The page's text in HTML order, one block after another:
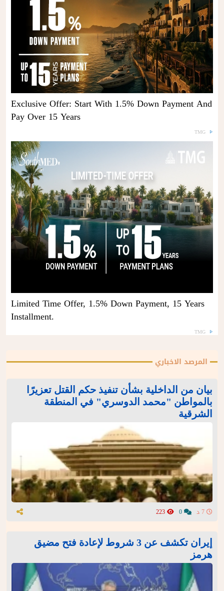
Exclusive Offer: Start With 1.5% Down Payment And
Pay Over 15 Years
TMG
Limited Time Offer, 1.5% Down Payment, 15 Years
Installment.
TMG
المرصد الاخباري
بيان من الداخلية بشأن تنفيذ حكم القتل تعزيرًا
بالمواطن "محمد الدوسري" في المنطقة
الشرقية
إيران تكشف عن 3 شروط لإعادة فتح مضيق
هرمز